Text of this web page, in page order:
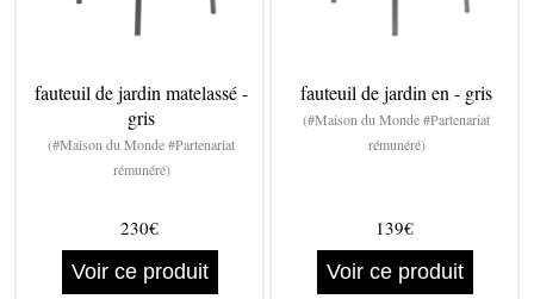
fauteuil de jardin matelassé -
gris
(#Maison du Monde #Partenariat
rémunéré)
230€
Voir ce produit
fauteuil de jardin en - gris
(#Maison du Monde #Partenariat
rémunéré)
139€
Voir ce produit